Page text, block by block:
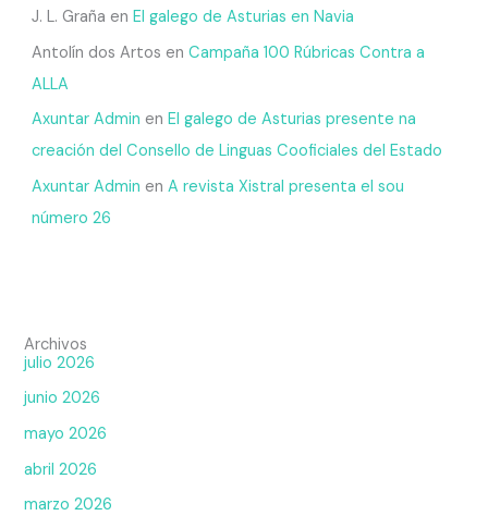
J. L. Graña en El galego de Asturias en Navia
Antolín dos Artos en Campaña 100 Rúbricas Contra a
ALLA
Axuntar Admin en El galego de Asturias presente na
creación del Consello de Linguas Cooficiales del Estado
Axuntar Admin en A revista Xistral presenta el sou
número 26
Archivos
julio 2026
junio 2026
mayo 2026
abril 2026
marzo 2026